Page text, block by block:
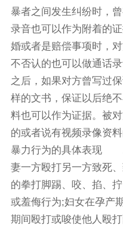
暴者之间发生纠纷时，
录音也可以作为附着的
婚或者是赔偿事项时，
不否认的也可以做通
之后，如果对方曾写过
样的文书，保证以后绝
料也可以作为证据。被
的或者说有视频录像资
暴力行为的具体表现 1
妻一方殴打另一方致死
的拳打脚踢、咬、掐、
或羞侮行为;妇女在孕产
期间殴打或唆使他人殴